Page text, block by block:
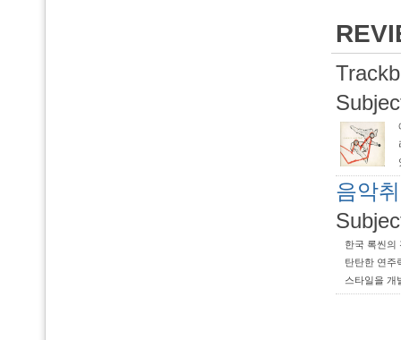
음악
한국 록씬의
탄탄한 연주
스타일을 개
데이는 한국